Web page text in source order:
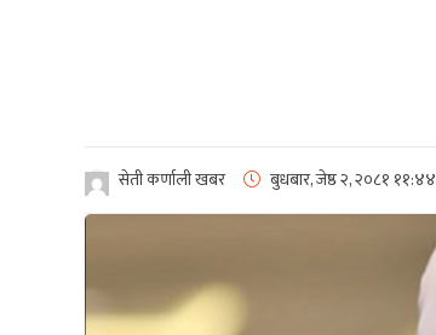
सेती कर्णाली खबर बुधबार, जेष्ठ २, २०८१ ११:४४